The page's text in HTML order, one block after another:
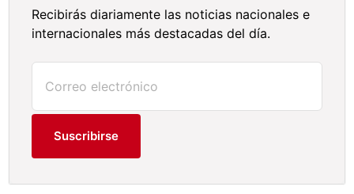
Recibirás diariamente las noticias nacionales e
internacionales más destacadas del día.
Suscribirse